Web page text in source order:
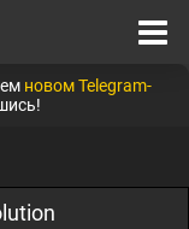
новом Telegram-